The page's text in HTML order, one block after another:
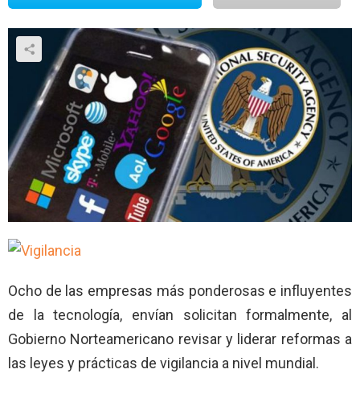
Ocho de las empresas más ponderosas e influyentes
de la tecnología, envían solicitan formalmente, al
Gobierno Norteamericano revisar y liderar reformas a
las leyes y prácticas de vigilancia a nivel mundial.